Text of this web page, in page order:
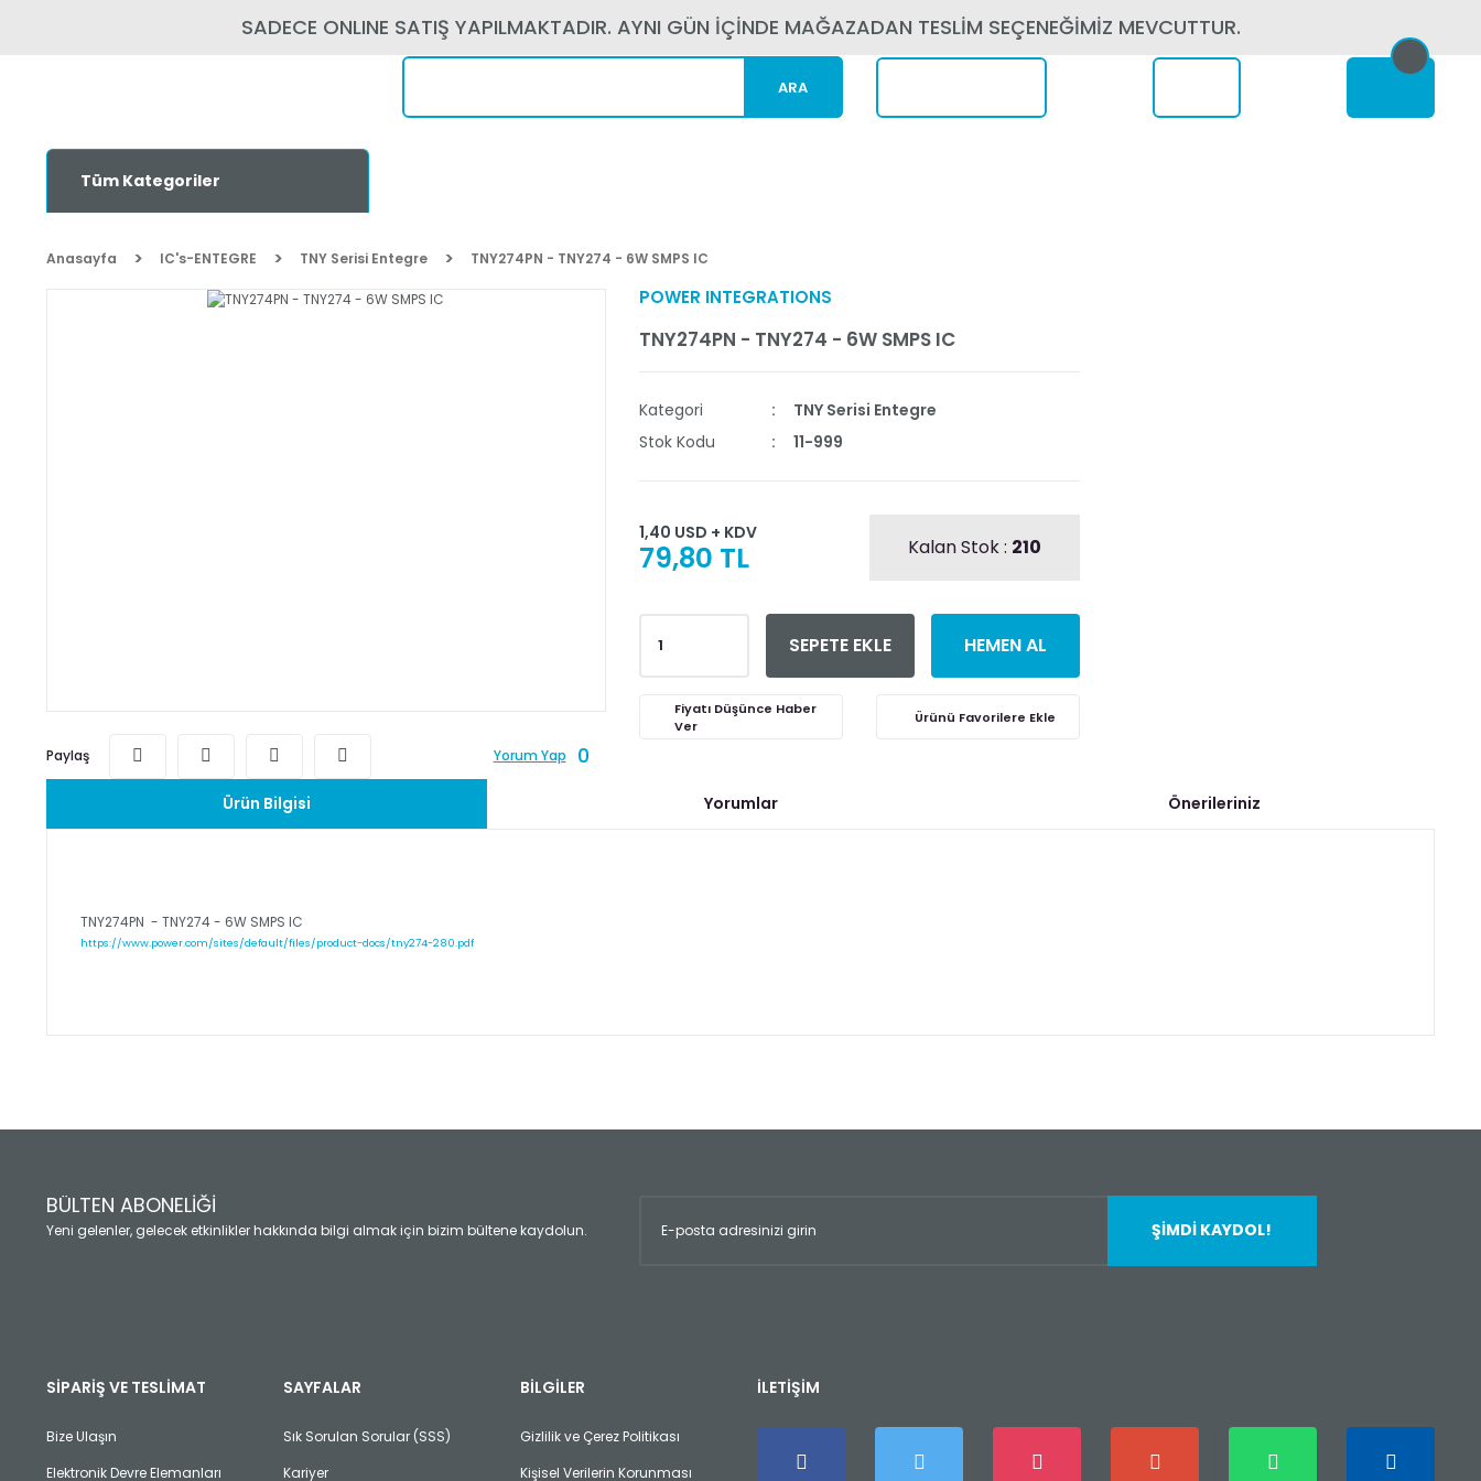
SADECE ONLINE SATIŞ YAPILMAKTADIR. AYNI GÜN İÇİNDE MAĞAZADAN TESLİM SEÇENEĞİMİZ MEVCUTTUR.
ARA
Tüm Kategoriler
Anasayfa IC's-ENTEGRE TNY Serisi Entegre TNY274PN - TNY274 - 6W SMPS IC
Paylaş Yorum Yap 0
POWER INTEGRATIONS
TNY274PN - TNY274 - 6W SMPS IC
Kategori
TNY Serisi Entegre
Stok Kodu
11-999
1,40 USD + KDV
79,80 TL Kalan Stok : 210
SEPETE EKLE HEMEN AL
Fiyatı Düşünce Haber
Ver
Ürün Bilgisi Yorumlar Önerileriniz
TNY274PN - TNY274 - 6W SMPS IC
https://www.power.com/sites/default/files/product-docs/tny274-280.pdf
Yorum Yaz
Ürün açıklamasında eksik bilgiler bulunuyor.
Ürün fiyatı diğer sitelerden daha pahalı.
Bu ürüne benzer farklı alternatifler olmalı.
BÜLTEN ABONELİĞİ
Yeni gelenler, gelecek etkinlikler hakkında bilgi almak için bizim bültene kaydolun. ŞİMDİ KAYDOL!
SİPARİŞ VE TESLİMAT
Bize Ulaşın
Elektronik Devre Elemanları
SAYFALAR
Sık Sorulan Sorular (SSS)
Kariyer
BİLGİLER
Gizlilik ve Çerez Politikası
Kişisel Verilerin Korunması
İLETİŞİM